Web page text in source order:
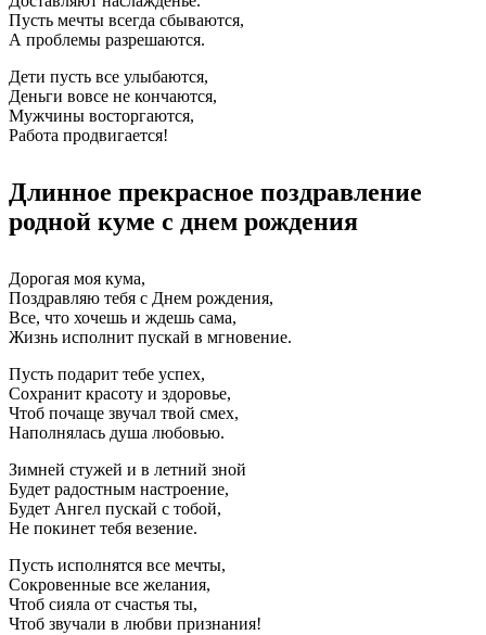
Пусть мечты всегда сбываются,
А проблемы разрешаются.
Дети пусть все улыбаются,
Деньги вовсе не кончаются,
Мужчины восторгаются,
Работа продвигается!
Длинное прекрасное поздравление
родной куме с днем рождения
Дорогая моя кума,
Поздравляю тебя с Днем рождения,
Все, что хочешь и ждешь сама,
Жизнь исполнит пускай в мгновение.
Пусть подарит тебе успех,
Сохранит красоту и здоровье,
Чтоб почаще звучал твой смех,
Наполнялась душа любовью.
Зимней стужей и в летний зной
Будет радостным настроение,
Будет Ангел пускай с тобой,
Не покинет тебя везение.
Пусть исполнятся все мечты,
Сокровенные все желания,
Чтоб сияла от счастья ты,
Чтоб звучали в любви признания!